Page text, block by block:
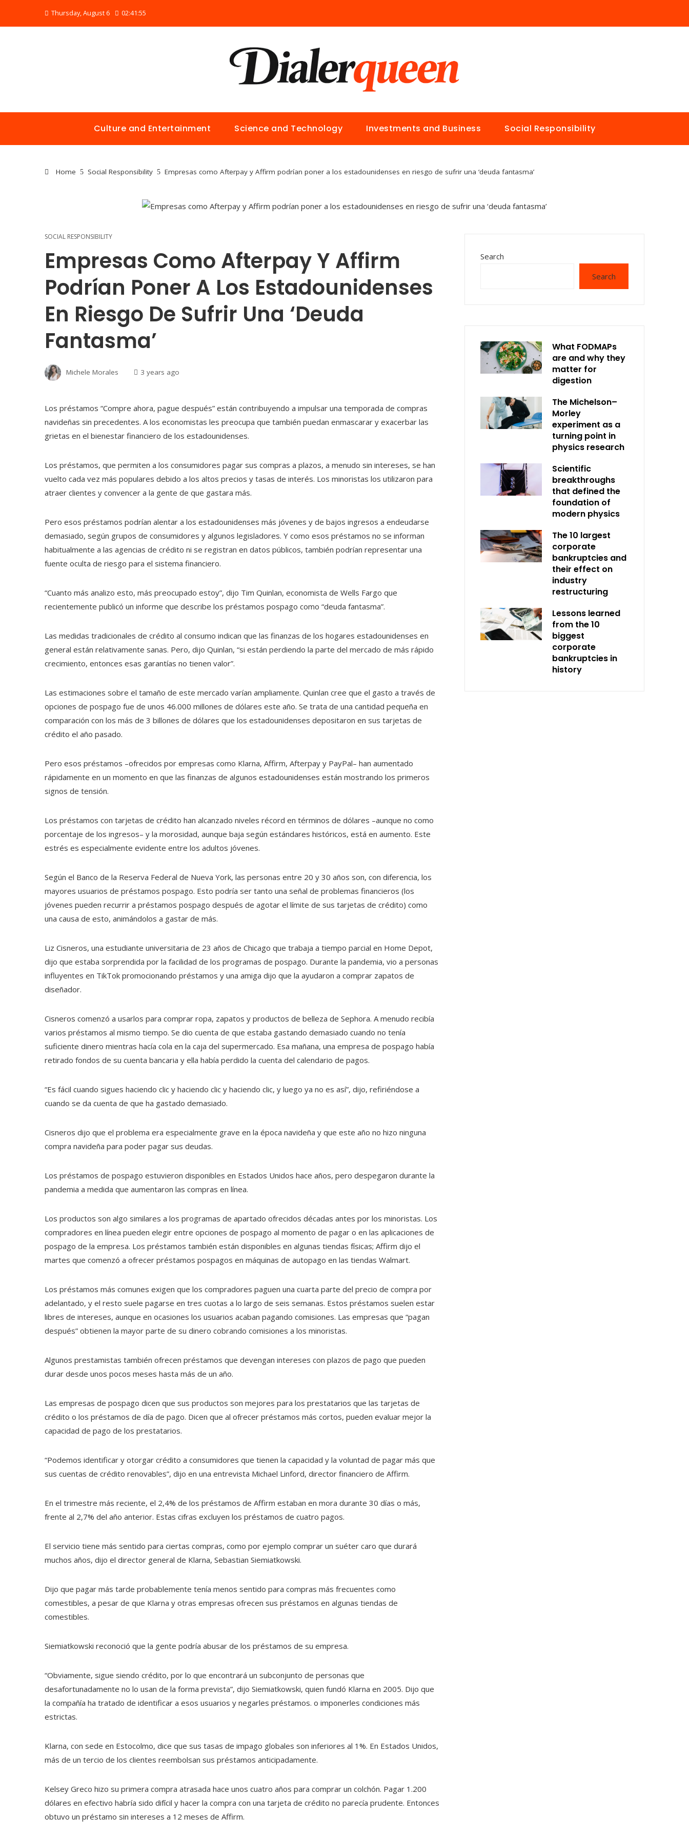
Thursday, August 6 02:41:56
Culture and Entertainment Science and Technology Investments and Business Social Responsibility
Home Social Responsibility Empresas como Afterpay y Affirm podrían poner a los estadounidenses en riesgo de sufrir una ‘deuda fantasma’
SOCIAL RESPONSIBILITY
Empresas Como Afterpay Y Affirm
Podrían Poner A Los Estadounidenses
En Riesgo De Sufrir Una ‘deuda
Fantasma’
Michele Morales 3 years ago
Los préstamos “Compre ahora, pague después” están contribuyendo a impulsar una temporada de compras
navideñas sin precedentes. A los economistas les preocupa que también puedan enmascarar y exacerbar las
grietas en el bienestar financiero de los estadounidenses.
Los préstamos, que permiten a los consumidores pagar sus compras a plazos, a menudo sin intereses, se han
vuelto cada vez más populares debido a los altos precios y tasas de interés. Los minoristas los utilizaron para
atraer clientes y convencer a la gente de que gastara más.
Pero esos préstamos podrían alentar a los estadounidenses más jóvenes y de bajos ingresos a endeudarse
demasiado, según grupos de consumidores y algunos legisladores. Y como esos préstamos no se informan
habitualmente a las agencias de crédito ni se registran en datos públicos, también podrían representar una
fuente oculta de riesgo para el sistema financiero.
“Cuanto más analizo esto, más preocupado estoy”, dijo Tim Quinlan, economista de Wells Fargo que
recientemente publicó un informe que describe los préstamos pospago como “deuda fantasma”.
Las medidas tradicionales de crédito al consumo indican que las finanzas de los hogares estadounidenses en
general están relativamente sanas. Pero, dijo Quinlan, “si están perdiendo la parte del mercado de más rápido
crecimiento, entonces esas garantías no tienen valor”.
Las estimaciones sobre el tamaño de este mercado varían ampliamente. Quinlan cree que el gasto a través de
opciones de pospago fue de unos 46.000 millones de dólares este año. Se trata de una cantidad pequeña en
comparación con los más de 3 billones de dólares que los estadounidenses depositaron en sus tarjetas de
crédito el año pasado.
Pero esos préstamos –ofrecidos por empresas como Klarna, Affirm, Afterpay y PayPal– han aumentado
rápidamente en un momento en que las finanzas de algunos estadounidenses están mostrando los primeros
signos de tensión.
Los préstamos con tarjetas de crédito han alcanzado niveles récord en términos de dólares –aunque no como
porcentaje de los ingresos– y la morosidad, aunque baja según estándares históricos, está en aumento. Este
estrés es especialmente evidente entre los adultos jóvenes.
Según el Banco de la Reserva Federal de Nueva York, las personas entre 20 y 30 años son, con diferencia, los
mayores usuarios de préstamos pospago. Esto podría ser tanto una señal de problemas financieros (los
jóvenes pueden recurrir a préstamos pospago después de agotar el límite de sus tarjetas de crédito) como
una causa de esto, animándolos a gastar de más.
Liz Cisneros, una estudiante universitaria de 23 años de Chicago que trabaja a tiempo parcial en Home Depot,
dijo que estaba sorprendida por la facilidad de los programas de pospago. Durante la pandemia, vio a personas
influyentes en TikTok promocionando préstamos y una amiga dijo que la ayudaron a comprar zapatos de
diseñador.
Cisneros comenzó a usarlos para comprar ropa, zapatos y productos de belleza de Sephora. A menudo recibía
varios préstamos al mismo tiempo. Se dio cuenta de que estaba gastando demasiado cuando no tenía
suficiente dinero mientras hacía cola en la caja del supermercado. Esa mañana, una empresa de pospago había
retirado fondos de su cuenta bancaria y ella había perdido la cuenta del calendario de pagos.
“Es fácil cuando sigues haciendo clic y haciendo clic y haciendo clic, y luego ya no es así”, dijo, refiriéndose a
cuando se da cuenta de que ha gastado demasiado.
Cisneros dijo que el problema era especialmente grave en la época navideña y que este año no hizo ninguna
compra navideña para poder pagar sus deudas.
Los préstamos de pospago estuvieron disponibles en Estados Unidos hace años, pero despegaron durante la
pandemia a medida que aumentaron las compras en línea.
Los productos son algo similares a los programas de apartado ofrecidos décadas antes por los minoristas. Los
compradores en línea pueden elegir entre opciones de pospago al momento de pagar o en las aplicaciones de
pospago de la empresa. Los préstamos también están disponibles en algunas tiendas físicas; Affirm dijo el
martes que comenzó a ofrecer préstamos pospagos en máquinas de autopago en las tiendas Walmart.
Los préstamos más comunes exigen que los compradores paguen una cuarta parte del precio de compra por
adelantado, y el resto suele pagarse en tres cuotas a lo largo de seis semanas. Estos préstamos suelen estar
libres de intereses, aunque en ocasiones los usuarios acaban pagando comisiones. Las empresas que “pagan
después” obtienen la mayor parte de su dinero cobrando comisiones a los minoristas.
Algunos prestamistas también ofrecen préstamos que devengan intereses con plazos de pago que pueden
durar desde unos pocos meses hasta más de un año.
Las empresas de pospago dicen que sus productos son mejores para los prestatarios que las tarjetas de
crédito o los préstamos de día de pago. Dicen que al ofrecer préstamos más cortos, pueden evaluar mejor la
capacidad de pago de los prestatarios.
“Podemos identificar y otorgar crédito a consumidores que tienen la capacidad y la voluntad de pagar más que
sus cuentas de crédito renovables”, dijo en una entrevista Michael Linford, director financiero de Affirm.
En el trimestre más reciente, el 2,4% de los préstamos de Affirm estaban en mora durante 30 días o más,
frente al 2,7% del año anterior. Estas cifras excluyen los préstamos de cuatro pagos.
El servicio tiene más sentido para ciertas compras, como por ejemplo comprar un suéter caro que durará
muchos años, dijo el director general de Klarna, Sebastian Siemiatkowski.
Dijo que pagar más tarde probablemente tenía menos sentido para compras más frecuentes como
comestibles, a pesar de que Klarna y otras empresas ofrecen sus préstamos en algunas tiendas de
comestibles.
Siemiatkowski reconoció que la gente podría abusar de los préstamos de su empresa.
“Obviamente, sigue siendo crédito, por lo que encontrará un subconjunto de personas que
desafortunadamente no lo usan de la forma prevista”, dijo Siemiatkowski, quien fundó Klarna en 2005. Dijo que
la compañía ha tratado de identificar a esos usuarios y negarles préstamos. o imponerles condiciones más
estrictas.
Klarna, con sede en Estocolmo, dice que sus tasas de impago globales son inferiores al 1%. En Estados Unidos,
más de un tercio de los clientes reembolsan sus préstamos anticipadamente.
Kelsey Greco hizo su primera compra atrasada hace unos cuatro años para comprar un colchón. Pagar 1.200
dólares en efectivo habría sido difícil y hacer la compra con una tarjeta de crédito no parecía prudente. Entonces
obtuvo un préstamo sin intereses a 12 meses de Affirm.
Search
Search
What FODMAPs
are and why they
matter for
digestion
The Michelson–
Morley
experiment as a
turning point in
physics research
Scientific
breakthroughs
that defined the
foundation of
modern physics
The 10 largest
corporate
bankruptcies and
their effect on
industry
restructuring
Lessons learned
from the 10
biggest
corporate
bankruptcies in
history